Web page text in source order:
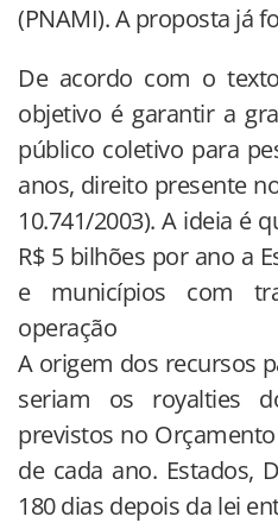
(PNAMI). A proposta já
De acordo com o
objetivo é garantir a
público coletivo para
anos, direito presente
10.741/2003). A ideia é
R$ 5 bilhões por ano a
e municípios com
operação
A origem dos recursos
seriam os royalties
previstos no
de cada ano. Estados,
180 dias depois da lei